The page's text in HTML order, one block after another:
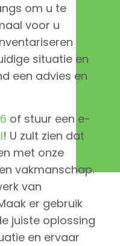
om u te
voor u
situatie en
een advies en
of stuur een e-
! U zult zien dat
met onze
vakmanschap.
van
er gebruik
juiste oplossing
en ervaar